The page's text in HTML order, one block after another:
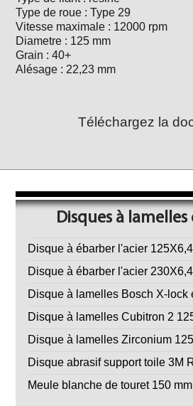
Type de roue : Type 29
Vitesse maximale : 12000 rpm
Diametre : 125 mm
Grain : 40+
Alésage : 22,23 mm
Téléchargez la
Disques à
Disque à ébarber l'acier
Disque à ébarber l'acier 230X6,4
Disque à lamelles Bosch X-lock
Disque à lamelles Cubitron 2
Disque à lamelles Zirconium
Disque abrasif support toile 3M
Meule blanche de touret 150 mm